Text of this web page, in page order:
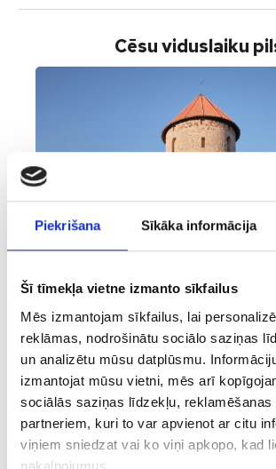
Piekrišana Sīkāka informācija
Šī tīmekļa vietne izmanto sīkfailus
Mēs izmantojam sīkfailus, lai
reklāmas, nodrošinātu sociālo saziņas
un analizētu mūsu datplūsmu.
izmantojat mūsu vietni, mēs arī
sociālās saziņas līdzekļu, reklamēšanas
partneriem, kuri to var apvienot ar citu
viņiem sniedzat vai ko viņi apkopo, kad
pakalpojumus.
Cēsu viduslaiku
SKATĪT
Siguldas Jaunā